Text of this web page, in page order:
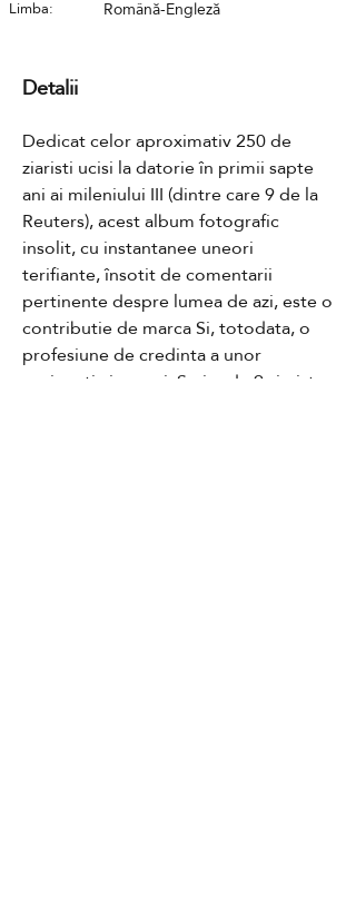
Limba: Română-Engleză
Detalii
Dedicat celor aproximativ 250 de
ziaristi ucisi la datorie în primii sapte
ani ai mileniului III (dintre care 9 de la
Reuters), acest album fotografic
insolit, cu instantanee uneori
terifiante, însotit de comentarii
pertinente despre lumea de azi, este o
contributie de marca Si, totodata, o
profesiune de credinta a unor
pasionati ai presei. Scrisa de 9 ziaristi